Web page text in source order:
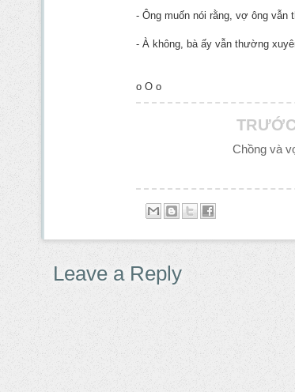
- Ông muốn nói rằng, vợ ông vẫn
- À không, bà ấy vẫn thường
o O o
Chồng và
Leave a Reply